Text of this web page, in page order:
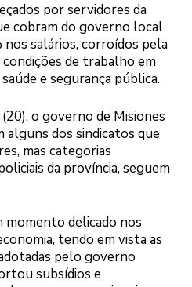
por servidores da
cobram do governo local
salários, corroídos pela
de trabalho em
e segurança pública.
o governo de Misiones
alguns dos sindicatos que
mas categorias
da província, seguem
momento delicado nos
tendo em vista as
pelo governo
subsídios e